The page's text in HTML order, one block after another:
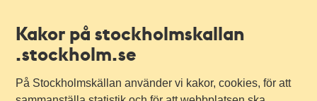
Kakor på stockholmskallan
.stockholm.se
På Stockholmskällan använder vi kakor, cookies, för att